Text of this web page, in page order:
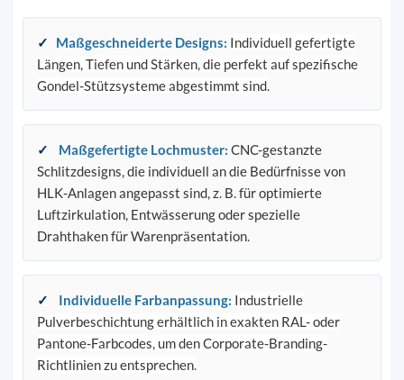
✓ Maßgeschneiderte Designs: Individuell gefertigte
Längen, Tiefen und Stärken, die perfekt auf spezifische
Gondel-Stützsysteme abgestimmt sind.
✓ Maßgefertigte Lochmuster: CNC-gestanzte
Schlitzdesigns, die individuell an die Bedürfnisse von
HLK-Anlagen angepasst sind, z. B. für optimierte
Luftzirkulation, Entwässerung oder spezielle
Drahthaken für Warenpräsentation.
✓ Individuelle Farbanpassung: Industrielle
Pulverbeschichtung erhältlich in exakten RAL- oder
Pantone-Farbcodes, um den Corporate-Branding-
Richtlinien zu entsprechen.